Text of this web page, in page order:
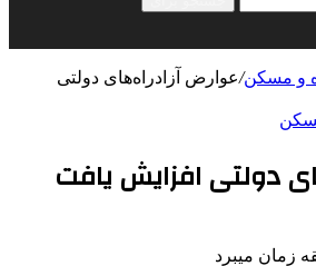
و مسکن/عوارض آزادراه‌های دولتی
دولتی افزایش یافت